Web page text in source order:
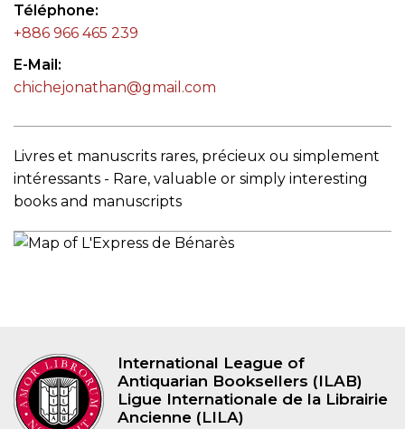
Téléphone
+886 966 465 239
E-Mail
chichejonathan@gmail.com
Livres et manuscrits rares, précieux ou simplement
intéressants - Rare, valuable or simply interesting
books and manuscripts
International League of
Antiquarian Booksellers (ILAB)
Ligue Internationale de la Librairie
Ancienne (LILA)